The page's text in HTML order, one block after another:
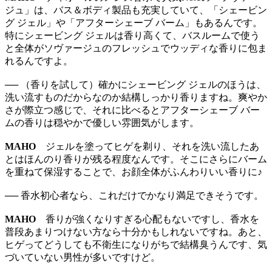
ジュ」は、バス＆ボディ製品も充実していて、「シェービン
グ ジェル」や「アフターシェーブ バーム」もあるんです。
特にシェービング ジェルは香り高くて、バスルームで使う
と全体がソヴァージュのフレッシュでウッディな香りに包ま
れるんですよ。
── （香りを試して）確かにシェービング ジェルのほうは、
洗い流すものだからなのか結構しっかり香りますね。爽やか
さが際立つ感じで、それに比べるとアフターシェーブ バー
ムの香りは穏やかで優しい雰囲気がします。
MAHO ジェルを塗ってヒゲを剃り、それを洗い流したあ
とはほんのり香りが残る程度なんです。そこにさらにバーム
を重ねて保湿することで、お顔全体がふんわりいい香りに♪
── 香水初心者なら、これだけでかなり満足できそうです。
MAHO 香りが強くなりすぎる心配もないですし、香水を
普段あまりつけない方なら十分かもしれないですね。あと、
ヒゲってどうしても不衛生になりがちで結構臭うんです、気
づいていない男性が多いですけど。